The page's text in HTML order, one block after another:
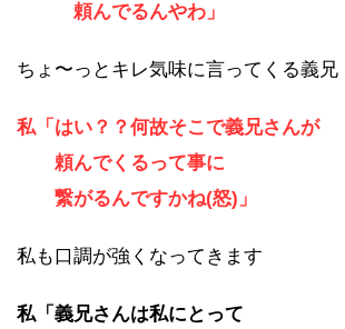
頼んでるんやわ」
ちょ〜っとキレ気味に言ってくる義兄
私「はい？？何故そこで義兄さんが
頼んでくるって事に
繋がるんですかね(怒)」
私も口調が強くなってきます
私「義兄さんは私にとって